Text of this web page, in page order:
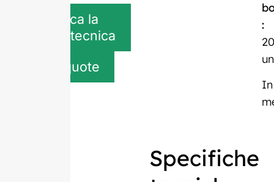
Scarica la
scheda tecnica
Get quote
:
In
Specifiche